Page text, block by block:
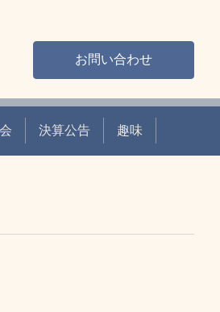
お問い合わせ
決算公告 趣味